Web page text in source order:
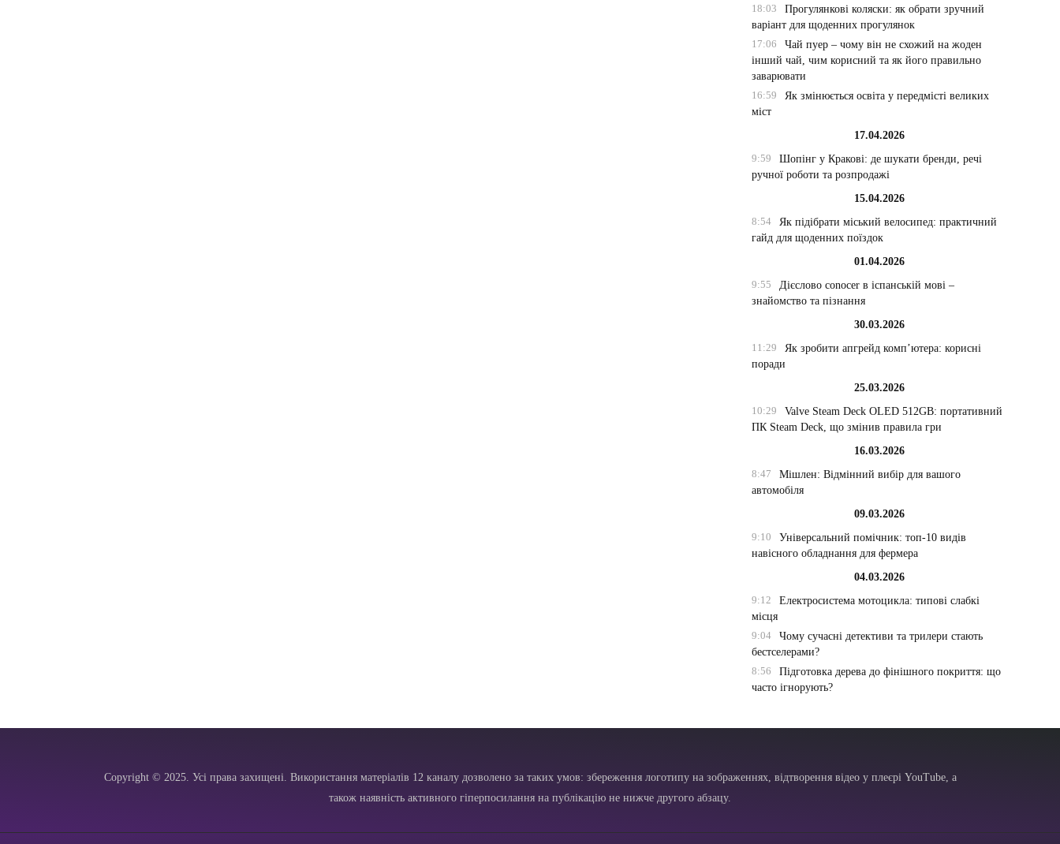
18:03
Прогулянкові коляски: як обрати зручний
варіант для щоденних прогулянок
17:06
Чай пуер – чому він не схожий на жоден
інший чай, чим корисний та як його правильно
заварювати
16:59
Як змінюється освіта у передмісті великих
міст
17.04.2026
9:59
Шопінг у Кракові: де шукати бренди, речі
ручної роботи та розпродажі
15.04.2026
8:54
Як підібрати міський велосипед: практичний
гайд для щоденних поїздок
01.04.2026
9:55
Дієслово conocer в іспанській мові –
знайомство та пізнання
30.03.2026
11:29
Як зробити апгрейд комп’ютера: корисні
поради
25.03.2026
10:29
Valve Steam Deck OLED 512GB: портативний
ПК Steam Deck, що змінив правила гри
16.03.2026
8:47
Мішлен: Відмінний вибір для вашого
автомобіля
09.03.2026
9:10
Універсальний помічник: топ-10 видів
навісного обладнання для фермера
04.03.2026
9:12
Електросистема мотоцикла: типові слабкі
місця
9:04
Чому сучасні детективи та трилери стають
бестселерами?
8:56
Підготовка дерева до фінішного покриття: що
часто ігнорують?
Copyright © 2025. Усі права захищені. Використання матеріалів 12 каналу дозволено за таких умов: збереження логотипу на зображеннях, відтворення відео у плеєрі YouTube, а
також наявність активного гіперпосилання на публікацію не нижче другого абзацу.